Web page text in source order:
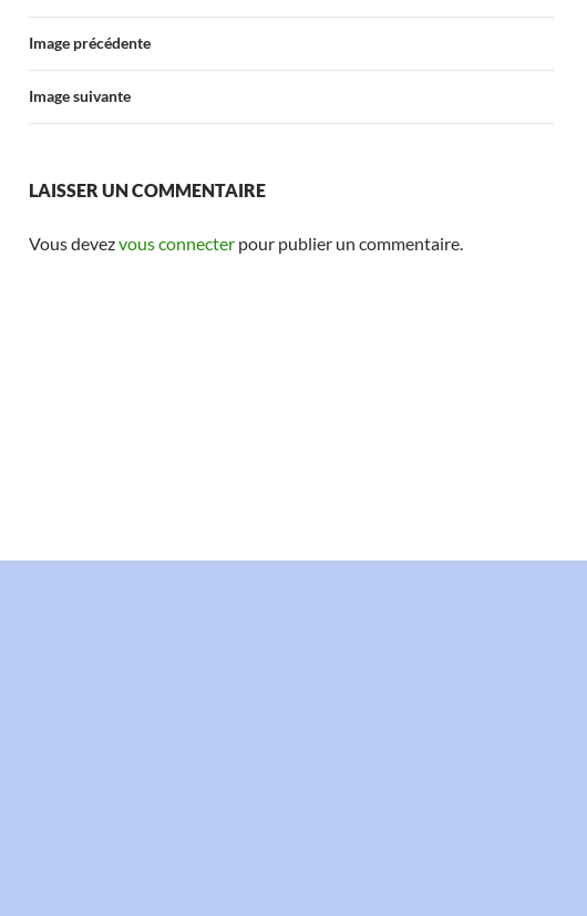
Image précédente
Image suivante
LAISSER UN COMMENTAIRE
Vous devezvous connecter pour publier un commentaire.